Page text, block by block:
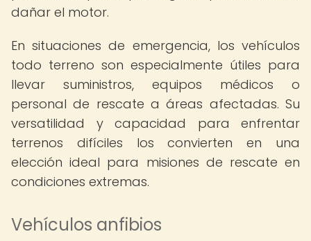
dañar el motor.
En situaciones de emergencia, los vehículos
todo terreno son especialmente útiles para
llevar suministros, equipos médicos o
personal de rescate a áreas afectadas. Su
versatilidad y capacidad para enfrentar
terrenos difíciles los convierten en una
elección ideal para misiones de rescate en
condiciones extremas.
Vehículos anfibios